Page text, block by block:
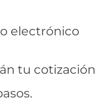
electrónico
tu